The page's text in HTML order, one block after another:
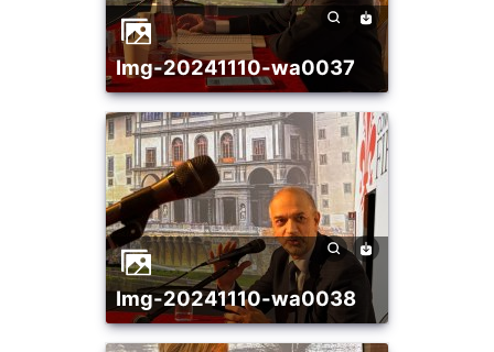
img-20241110-wa0037
img-20241110-wa0038